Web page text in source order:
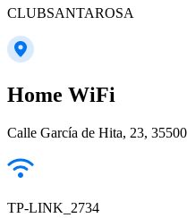
CLUBSANTAROSA
Home WiFi
Calle García de Hita, 23,
TP-LINK_2734